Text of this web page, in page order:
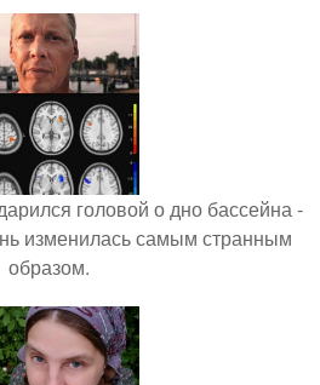
головой о дно бассейна -
изменилась самым странным
образом.